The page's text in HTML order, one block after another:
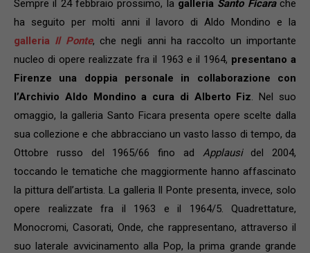
Sempre il 24 febbraio prossimo, la galleria Santo Ficarache
ha seguito per molti anni il lavoro di Aldo Mondino e la
galleria Il Ponte, che negli anni ha raccolto un importante
nucleo di opere realizzate fra il 1963 e il 1964, presentano a
Firenze una doppia personale in collaborazione con
l’Archivio Aldo Mondino a cura di Alberto Fiz . Nel suo
omaggio, la galleria Santo Ficara presenta opere scelte dalla
sua collezione e che abbracciano un vasto lasso di tempo, da
Ottobre russo del 1965/66 fino ad Applausidel 2004,
toccando le tematiche che maggiormente hanno affascinato
la pittura dell’artista. La galleria Il Ponte presenta, invece, solo
opere realizzate fra il 1963 e il 1964/5. Quadrettature,
Monocromi, Casorati, Onde, che rappresentano, attraverso il
suo laterale avvicinamento alla Pop, la prima grande grande